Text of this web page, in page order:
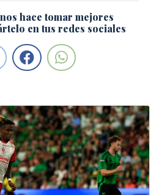
hace tomar mejores
en tus redes sociales